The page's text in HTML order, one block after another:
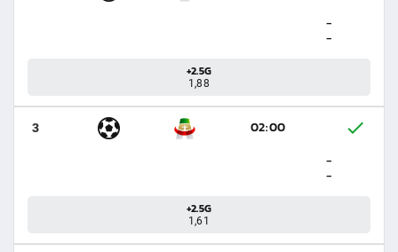
-
-
+2.5G
1,88
3
02:00
-
-
+2.5G
1,61